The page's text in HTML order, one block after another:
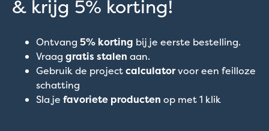
& krijg 5% korting!
Ontvang 5% korting bij je eerste bestelling.
Vraag gratis stalen aan.
Gebruik de projectcalculatorvoor een feilloze
schatting
Sla je favoriete producten op met 1 klik